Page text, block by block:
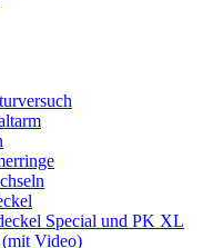
Special und PK XL
(mit Video)